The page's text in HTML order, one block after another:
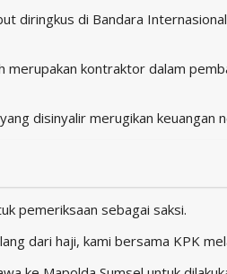
di Bandara
kontraktor dalam
disinyalir merugikan keuangan
pemeriksaan sebagai saksi.
dari haji, kami bersama KPK